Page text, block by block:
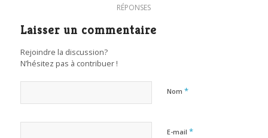
RÉPONSES
Laisser un commentaire
Rejoindre la discussion?
N’hésitez pas à contribuer !
Nom *
E-mail *